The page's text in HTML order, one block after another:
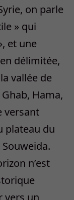
on parle
» qui
et une
délimitée,
vallée de
Hama,
versant
plateau du
n’est
vers un